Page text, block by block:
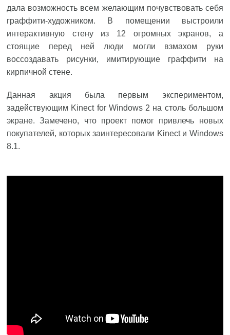
дала возможность всем желающим почувствовать себя
граффити-художником. В помещении выстроили
интерактивную стену из 12 огромных экранов, а
стоящие перед ней люди могли взмахом руки
воссоздавать рисунки, имитирующие граффити на
кирпичной стене.
Данная акция была первым экспериментом,
задействующим Kinect for Windows 2 на столь большом
экране. Замечено, что проект помог привлечь новых
покупателей, которых заинтересовали Kinect и Windows
8.1.